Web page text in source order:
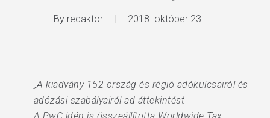
By redaktor 2018. október 23.
„A kiadvány 152 ország és régió adókulcsairól és
adózási szabályairól ad áttekintést